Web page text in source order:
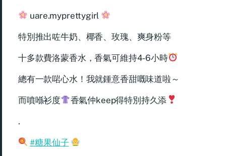
uare.myprettygirl
特別推出咗牛奶、椰香、玫瑰、爽身粉等
十多款費洛蒙香水，香氣可維持4-6小時
總有一款啱心水！我就鍾意香甜嘅味道啦～
而噴喺衫度 香氣仲keep得特別持久添
.
#糖果仙子